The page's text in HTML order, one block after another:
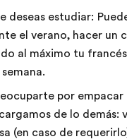
deseas estudiar:
el verano, hacer un
al máximo tu
por
de lo demás:
(en caso de